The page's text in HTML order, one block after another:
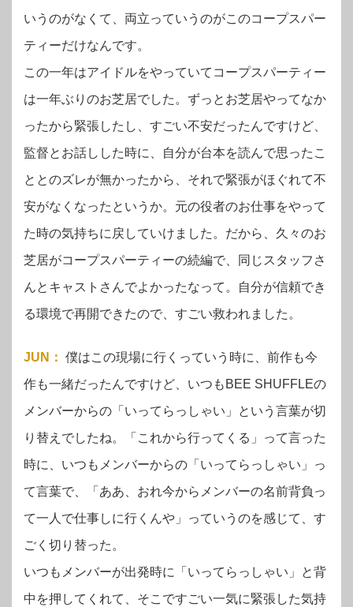
いうのがなくて、両立っていうのがこのコープスパー
ティーだけなんです。
この一年はアイドルをやっていてコープスパーティー
は一年ぶりのお芝居でした。ずっとお芝居やってなか
ったから緊張したし、すごい不安だったんですけど、
監督とお話しした時に、自分が台本を読んで思ったこ
ととのズレが無かったから、それで緊張がほぐれて不
安がなくなったというか。元の役者のお仕事をやって
た時の気持ちに戻していけました。だから、久々のお
芝居がコープスパーティーの続編で、同じスタッフさ
んとキャストさんでよかったなって。自分が信頼でき
る環境で再開できたので、すごい救われました。
JUN ： 僕はこの現場に行くっていう時に、前作も今
作も一緒だったんですけど、いつもBEE SHUFFLEの
メンバーからの「いってらっしゃい」という言葉が切
り替えでしたね。「これから行ってくる」って言った
時に、いつもメンバーからの「いってらっしゃい」っ
て言葉で、「ああ、おれ今からメンバーの名前背負っ
て一人で仕事しに行くんや」っていうのを感じて、す
ごく切り替った。
いつもメンバーが出発時に「いってらっしゃい」と背
中を押してくれて、そこですごい一気に緊張した気持